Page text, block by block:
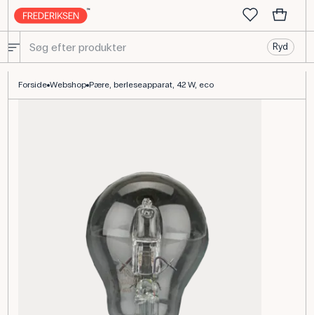
Ryd
Forside Webshop Pære, berleseapparat, 42 W, eco